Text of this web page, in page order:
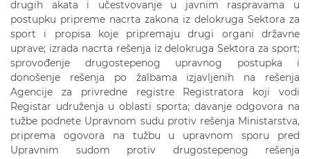
drugih akata i učestvovanje u javnim raspravama u
postupku pripreme nacrta zakona iz delokruga Sektora za
sport i propisa koje pripremaju drugi organi državne
uprave; izrada nacrta rešenja iz delokruga Sektora za sport;
sprovođenje drugostepenog upravnog postupka i
donošenje rešenja po žalbama izjavljenih na rešenja
Agencije za privredne registre Registratora koji vodi
Registar udruženja u oblasti sporta; davanje odgovora na
tužbe podnete Upravnom sudu protiv rešenja Ministarstva,
priprema ogovora na tužbu u upravnom sporu pred
Upravnim sudom protiv drugostepenog rešenja